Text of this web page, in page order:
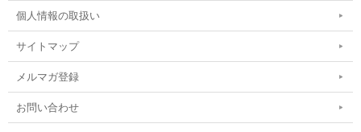
個人情報の取扱い
サイトマップ
メルマガ登録
お問い合わせ